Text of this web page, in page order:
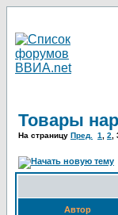
Товары
На страницу Пред. 1 2
Автор